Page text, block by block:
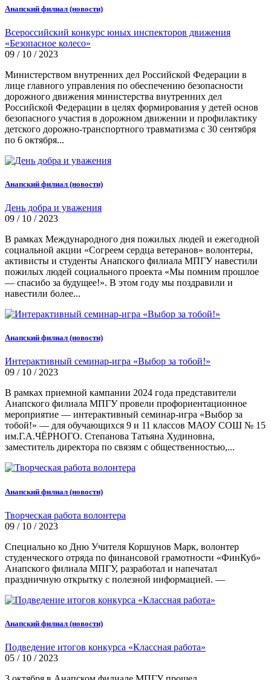
Анапский филиал (новости)
Всероссийский конкурс юных инспекторов движения
«Безопасное колесо»
09 / 10 / 2023
Министерством внутренних дел Российской Федерации в
лице главного управления по обеспечению безопасности
дорожного движения министерства внутренних дел
Российской Федерации в целях формирования у детей основ
безопасного участия в дорожном движении и профилактику
детского дорожно-транспортного травматизма с 30 сентября
по 6 октября...
Анапский филиал (новости)
День добра и уважения
09 / 10 / 2023
В рамках Международного дня пожилых людей и ежегодной
социальной акции «Согреем сердца ветеранов» волонтеры,
активисты и студенты Анапского филиала МПГУ навестили
пожилых людей социального проекта «Мы помним прошлое
— спасибо за будущее!». В этом году мы поздравили и
навестили более...
Анапский филиал (новости)
Интерактивный семинар-игра «Выбор за тобой!»
09 / 10 / 2023
В рамках приемной кампании 2024 года представители
Анапского филиала МПГУ провели профориентационное
мероприятие — интерактивный семинар-игра «Выбор за
тобой!» — для обучающихся 9 и 11 классов МАОУ СОШ № 15
им.Г.А.ЧЁРНОГО. Степанова Татьяна Худиновна,
заместитель директора по связям с общественностью,...
Анапский филиал (новости)
Творческая работа волонтера
09 / 10 / 2023
Специально ко Дню Учителя Коршунов Марк, волонтер
студенческого отряда по финансовой грамотности «ФинКуб»
Анапского филиала МПГУ, разработал и напечатал
праздничную открытку с полезной информацией. —
Анапский филиал (новости)
Подведение итогов конкурса «Классная работа»
05 / 10 / 2023